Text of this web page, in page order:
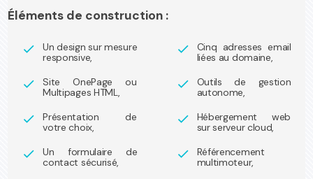
Éléments de construction :
check
Un design sur mesure
responsive,
check
Site OnePage ou
Multipages HTML,
check
Présentation de
votre choix,
check
Un formulaire de
contact sécurisé,
check
Cinq adresses email
liées au domaine,
check
Outils de gestion
autonome,
check
Hébergement web
sur serveur cloud,
check
Référencement
multimoteur,